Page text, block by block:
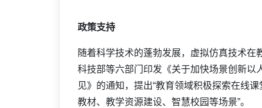
政策支持
随着科学技术的蓬勃发展，虚拟仿真技术在
科技部等六部门印发《关于加快场景创新以
见》的通知，提出“教育领域积极探索在线
教材、教学资源建设、智慧校园等场景”。